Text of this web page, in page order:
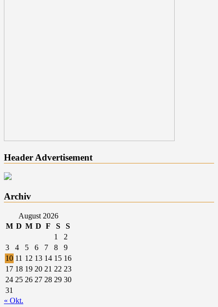
Header Advertisement
Archiv
August 2026
M D M D F S
S
1
2
3
4 5 6 7 8
9
10 11 12 13 14 15 16
17 18 19 20 21 22 23
24 25 26 27 28 29 30
31
« Okt.